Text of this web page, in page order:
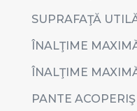
SUPRAFAŢĂ
ÎNALŢIME
ÎNALŢIME
PANTE ACOPERIŞ